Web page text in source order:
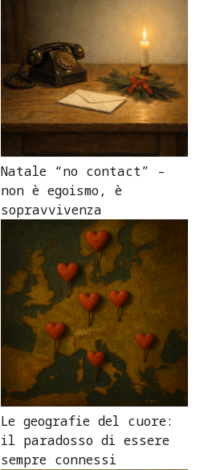
Natale “no contact” –
non è egoismo, è
sopravvivenza
Le geografie del cuore:
il paradosso di essere
sempre connessi